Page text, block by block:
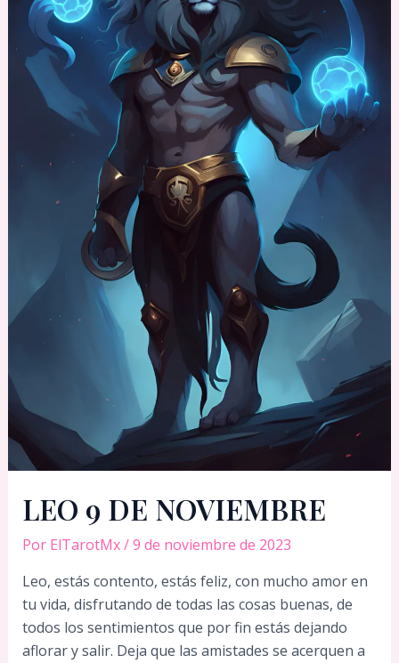
LEO 9 DE NOVIEMBRE
Por ElTarotMx/9 de noviembre de 2023
Leo, estás contento, estás feliz, con mucho amor en
tu vida, disfrutando de todas las cosas buenas, de
todos los sentimientos que por fin estás dejando
aflorar y salir. Deja que las amistades se acerquen a